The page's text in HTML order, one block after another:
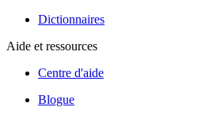
Dictionnaires
Aide et ressources
Centre d'aide
Blogue